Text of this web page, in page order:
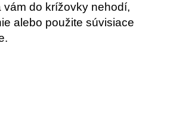
vám do krížovky nehodí,
alebo použite súvisiace